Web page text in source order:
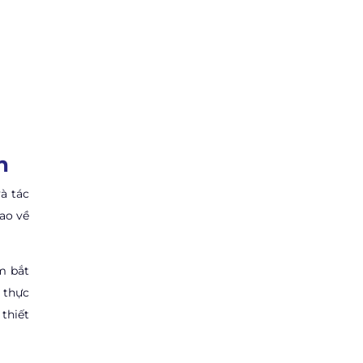
tác
về
bắt
thực
thiết